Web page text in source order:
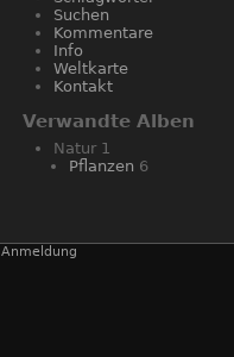
Suchen
Kommentare
Info
Weltkarte
Kontakt
Verwandte Alben
Natur 1
Pflanzen 6
Anmeldung